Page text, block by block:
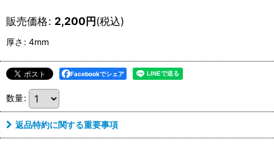
販売価格: 2,200円(税込)
厚さ : 4mm
Facebookでシェア
数量:
返品特約に関する重要事項